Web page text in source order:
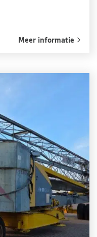
Meer informatie